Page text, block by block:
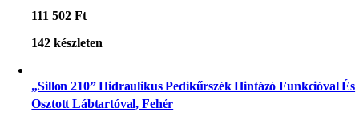
111 502Ft
142 készleten
„Sillon 210” Hidraulikus Pedikűrszék Hintázó Funkcióval És
Osztott Lábtartóval, Fehér